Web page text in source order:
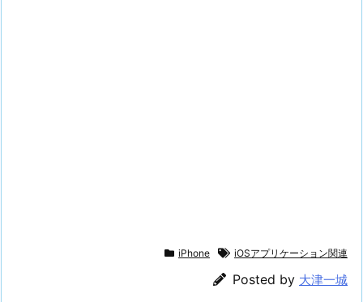
iPhone iOSアプリケーション関連
Posted by 大津一城